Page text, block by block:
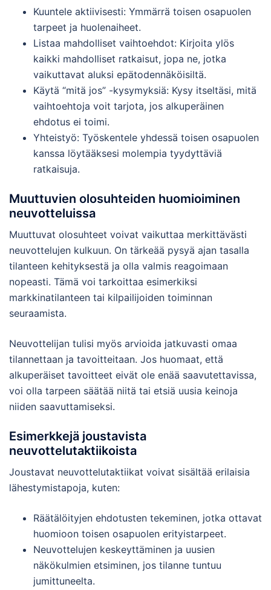
Kuuntele aktiivisesti: Ymmärrä toisen osapuolen
tarpeet ja huolenaiheet.
Listaa mahdolliset vaihtoehdot: Kirjoita ylös
kaikki mahdolliset ratkaisut, jopa ne, jotka
vaikuttavat aluksi epätodennäköisiltä.
Käytä “mitä jos” -kysymyksiä: Kysy itseltäsi, mitä
vaihtoehtoja voit tarjota, jos alkuperäinen
ehdotus ei toimi.
Yhteistyö: Työskentele yhdessä toisen osapuolen
kanssa löytääksesi molempia tyydyttäviä
ratkaisuja.
Muuttuvien olosuhteiden huomioiminen
neuvotteluissa
Muuttuvat olosuhteet voivat vaikuttaa merkittävästi
neuvottelujen kulkuun. On tärkeää pysyä ajan tasalla
tilanteen kehityksestä ja olla valmis reagoimaan
nopeasti. Tämä voi tarkoittaa esimerkiksi
markkinatilanteen tai kilpailijoiden toiminnan
seuraamista.
Neuvottelijan tulisi myös arvioida jatkuvasti omaa
tilannettaan ja tavoitteitaan. Jos huomaat, että
alkuperäiset tavoitteet eivät ole enää saavutettavissa,
voi olla tarpeen säätää niitä tai etsiä uusia keinoja
niiden saavuttamiseksi.
Esimerkkejä joustavista
neuvottelutaktiikoista
Joustavat neuvottelutaktiikat voivat sisältää erilaisia
lähestymistapoja, kuten:
Räätälöityjen ehdotusten tekeminen, jotka ottavat
huomioon toisen osapuolen erityistarpeet.
Neuvottelujen keskeyttäminen ja uusien
näkökulmien etsiminen, jos tilanne tuntuu
jumittuneelta.